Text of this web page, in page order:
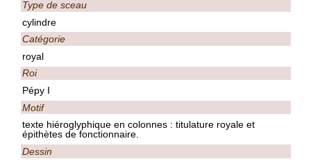
Type de sceau
cylindre
Catégorie
royal
Roi
Pépy I
Motif
texte hiéroglyphique en colonnes : titulature royale et
épithètes de fonctionnaire.
Dessin